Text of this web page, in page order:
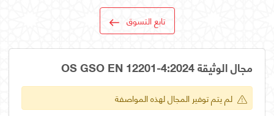
تابع التسوق
مجال الوثيقة OS GSO EN 12201-4:2024
لم يتم توفير المجال لهذه المواصفة